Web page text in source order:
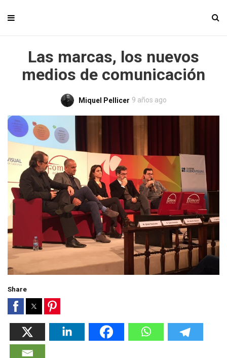
Las marcas, los nuevos
medios de comunicación
Miquel Pellicer 9 años ago
Share